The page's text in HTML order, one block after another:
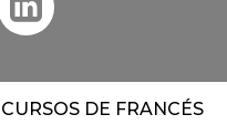
CURSOS DE FRANCÉS